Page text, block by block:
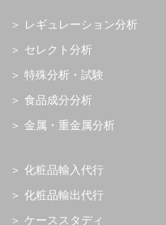
レギュレーション分析
セレクト分析
特殊分析・試験
食品成分分析
金属・重金属分析
化粧品輸入代行
化粧品輸出代行
ケーススタディ